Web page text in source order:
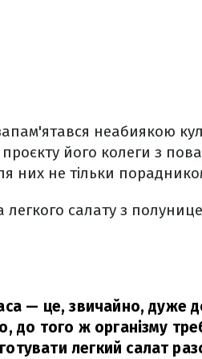
неабиякою
проєкту його колеги з
них не тільки
легкого салату з
— це, звичайно, дуже
до того ж організму
легкий салат